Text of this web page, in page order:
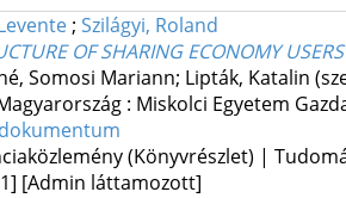
; Szilágyi, Roland
OF SHARING ECONOMY
Somosi Mariann; Lipták, Katalin
: Miskolci Egyetem
(Könyvrészlet) |
[Admin láttamozott]